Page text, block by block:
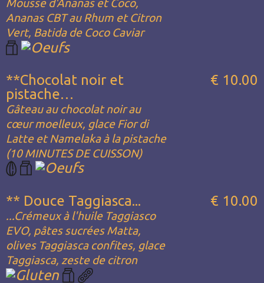
Mousse d'Ananas et Coco,
Ananas CBT au Rhum et Citron
Vert, Batida de Coco Caviar
**Chocolat noir et
pistache…
Gâteau au chocolat noir au
cœur moelleux, glace Fior di
Latte et Namelaka à la pistache
(10 MINUTES DE CUISSON)
€ 10.00
** Douce Taggiasca...
...Crémeux à l'huile Taggiasco
EVO, pâtes sucrées Matta,
olives Taggiasca confites, glace
Taggiasca, zeste de citron
€ 10.00